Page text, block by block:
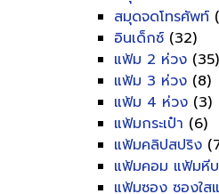
สมุดจดโทรศัพท์
อินเด็กซ์ (32)
แฟ้ม 2 ห่วง (35)
แฟ้ม 3 ห่วง (8)
แฟ้ม 4 ห่วง (3)
แฟ้มกระเป๋า (6)
แฟ้มคลิปสปริง
แฟ้มคอม แฟ้มหี
แฟ้มซอง ซองใส